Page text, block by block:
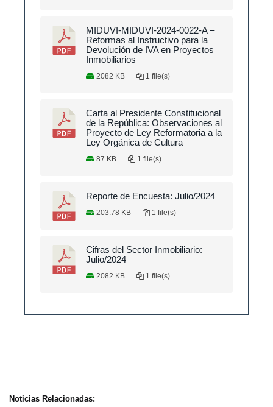
MIDUVI-MIDUVI-2024-0022-A –
Reformas al Instructivo para la
Devolución de IVA en Proyectos
Inmobiliarios
2082 KB 1 file(s)
Carta al Presidente Constitucional
de la República: Observaciones al
Proyecto de Ley Reformatoria a la
Ley Orgánica de Cultura
87 KB 1 file(s)
Reporte de Encuesta: Julio/2024
203.78 KB 1 file(s)
Cifras del Sector Inmobiliario:
Julio/2024
2082 KB 1 file(s)
Noticias Relacionadas: